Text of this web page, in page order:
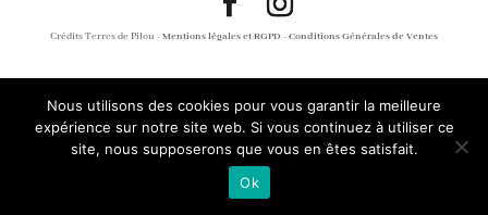
Crédits Terres de Pilou -Mentions légales et RGPD -Conditions Générales de Ventes
Nous utilisons des cookies pour vous garantir la meilleure
expérience sur notre site web. Si vous continuez à utiliser ce
site, nous supposerons que vous en êtes satisfait.
Ok